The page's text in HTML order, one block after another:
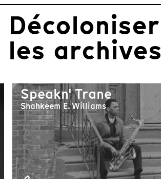
m
1
0
Décoloniser
les archives
Speakn' Trane
Shahkeem E. Williams